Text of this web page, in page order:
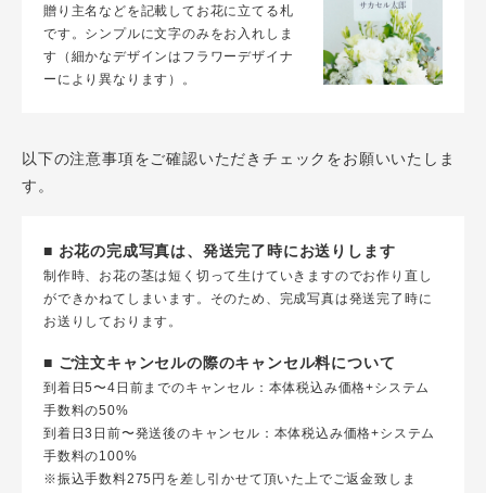
贈り主名などを記載してお花に立てる札
です。シンプルに文字のみをお入れしま
す（細かなデザインはフラワーデザイナ
ーにより異なります）。
以下の注意事項をご確認いただきチェックをお願いいたしま
す。
■ お花の完成写真は、発送完了時にお送りします
制作時、お花の茎は短く切って生けていきますのでお作り直し
ができかねてしまいます。そのため、完成写真は発送完了時に
お送りしております。
■ ご注文キャンセルの際のキャンセル料について
到着日5〜4日前までのキャンセル：本体税込み価格+システム
手数料の50%
到着日3日前〜発送後のキャンセル：本体税込み価格+システム
手数料の100%
※振込手数料275円を差し引かせて頂いた上でご返金致しま